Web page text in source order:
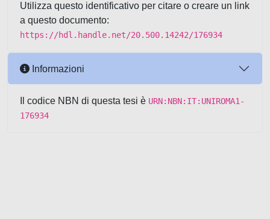
Utilizza questo identificativo per citare o creare un link
a questo documento:
https://hdl.handle.net/20.500.14242/176934
Informazioni
Il codice NBN di questa tesi è URN:NBN:IT:UNIROMA1-
176934